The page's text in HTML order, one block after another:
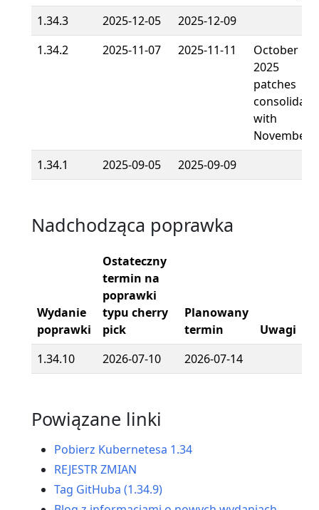
1.34.3
2025-12-05
2025-12-09
1.34.2
2025-11-07 2025-11-11
October
2025
patches
with
November
1.34.1
2025-09-05 2025-09-09
Nadchodząca poprawka
Wydanie
poprawki
Ostateczny
termin na
poprawki
typu cherry
pick
Planowany
termin
Uwagi
1.34.10
2026-07-10 2026-07-14
Powiązane linki
Pobierz Kubernetesa 1.34
REJESTR ZMIAN
Tag GitHuba (1.34.9)